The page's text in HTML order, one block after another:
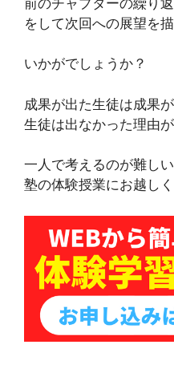
をして次回への展望を描
いかがでしょうか？
成果が出た生徒は成果
生徒は出なかった理由
一人で考えるのが難し
塾の体験授業にお越しく